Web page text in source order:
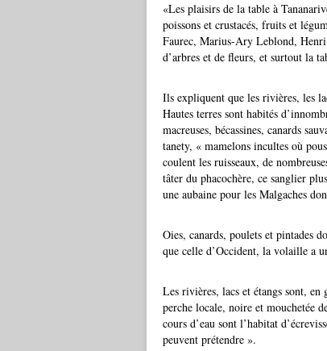
«Les plaisirs de la table à
poissons et crustacés, fruits et
Faurec, Marius-Ary Leblond,
d’arbres et de fleurs, et surtout la
Ils expliquent que les rivières, les
Hautes terres sont habités
macreuses, bécassines, canards
tanety, « mamelons incultes où
coulent les ruisseaux, de
tâter du phacochère, ce sanglier
une aubaine pour les Malgaches
Oies, canards, poulets et pintades
que celle d’Occident, la volaille a
Les rivières, lacs et étangs sont,
perche locale, noire et mouchetée
cours d’eau sont l’habitat
peuvent prétendre ».